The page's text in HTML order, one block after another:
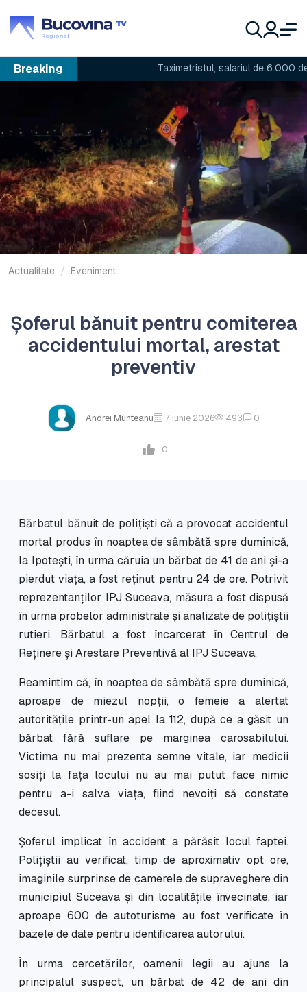
Breaking Taximetristul, salariul de 6.000 de lei
Actualitate Eveniment
Șoferul bănuit pentru comiterea
accidentului mortal, arestat
preventiv
Andrei Munteanu 7 iunie 2026 493 0
0
Bărbatul bănuit de polițiști că a provocat accidentul
mortal produs în noaptea de sâmbătă spre duminică,
la Ipotești, în urma căruia un bărbat de 41 de ani și-a
pierdut viața, a fost reținut pentru 24 de ore. Potrivit
reprezentanților IPJ Suceava, măsura a fost dispusă
în urma probelor administrate și analizate de polițiștii
rutieri. Bărbatul a fost încarcerat în Centrul de
Reținere și Arestare Preventivă al IPJ Suceava.
Reamintim că, în noaptea de sâmbătă spre duminică,
aproape de miezul nopții, o femeie a alertat
autoritățile printr-un apel la 112, după ce a găsit un
bărbat fără suflare pe marginea carosabilului.
Victima nu mai prezenta semne vitale, iar medicii
sosiți la fața locului nu au mai putut face nimic
pentru a-i salva viața, fiind nevoiți să constate
decesul.
Șoferul implicat în accident a părăsit locul faptei.
Polițiștii au verificat, timp de aproximativ opt ore,
imaginile surprinse de camerele de supraveghere din
municipiul Suceava și din localitățile învecinate, iar
aproape 600 de autoturisme au fost verificate în
bazele de date pentru identificarea autorului.
În urma cercetărilor, oamenii legii au ajuns la
principalul suspect, un bărbat de 42 de ani din